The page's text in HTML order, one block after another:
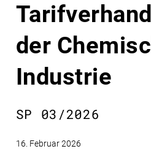
der
Industrie
SP 03/2026
16. Februar 2026